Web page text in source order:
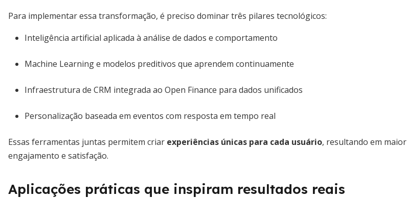
Para implementar essa transformação, é preciso dominar três pilares tecnológicos:
Inteligência artificial aplicada à análise de dados e comportamento
Machine Learning e modelos preditivos que aprendem continuamente
Infraestrutura de CRM integrada ao Open Finance para dados unificados
Personalização baseada em eventos com resposta em tempo real
Essas ferramentas juntas permitem criar experiências únicas para cada usuário, resultando em maior
engajamento e satisfação.
Aplicações práticas que inspiram resultados reais